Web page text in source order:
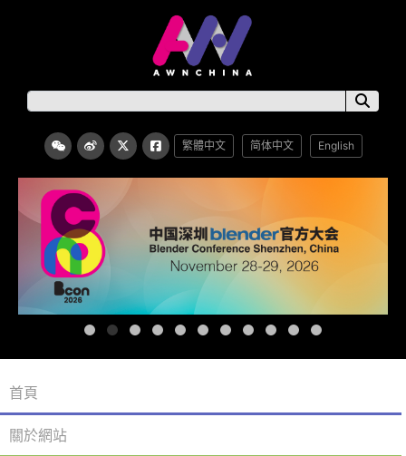
繁體中文 简体中文 English
首頁
關於網站